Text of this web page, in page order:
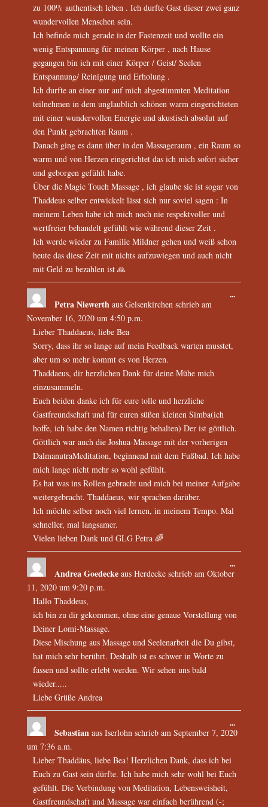
zu 100% authentisch leben . Ich durfte Gast dieser zwei ganz
wundervollen Menschen sein.
Ich befinde mich gerade in der Fastenzeit und wollte ein
wenig Entspannung für meinen Körper , nach Hause
gegangen bin ich mit einer Körper / Geist/ Seelen
Entspannung/ Reinigung und Erholung .
Ich durfte an einer nur auf mich abgestimmten Meditation
teilnehmen in dem unglaublich schönen warm eingerichteten
mit einer wundervollen Energie und akustisch absolut auf
den Punkt gebrachten Raum .
Danach ging es dann über in den Massageraum , ein Raum so
warm und von Herzen eingerichtet das ich mich sofort sicher
und geborgen gefühlt habe.
Über die Magic Touch Massage , ich glaube sie ist sogar von
Thaddeus selber entwickelt lässt sich nur soviel sagen : In
meinem Leben habe ich mich noch nie respektvoller und
wertfreier behandelt gefühlt wie während dieser Zeit .
Ich werde wieder zu Familie Mildner gehen und weiß schon
heute das diese Zeit mit nichts aufzuwiegen und auch nicht
mit Geld zu bezahlen ist 🙏
Petra Niewerth aus Gelsenkirchen schrieb am
November 16, 2020 um 4:50 p.m.
Lieber Thaddaeus, liebe Bea
Sorry, dass ihr so lange auf mein Feedback warten musstet,
aber um so mehr kommt es von Herzen.
Thaddaeus, dir herzlichen Dank für deine Mühe mich
einzusammeln.
Euch beiden danke ich für eure tolle und herzliche
Gastfreundschaft und für euren süßen kleinen Simba(ich
hoffe, ich habe den Namen richtig behalten) Der ist göttlich.
Göttlich war auch die Joshua-Massage mit der vorherigen
DalmanutraMeditation, beginnend mit dem Fußbad. Ich habe
mich lange nicht mehr so wohl gefühlt.
Es hat was ins Rollen gebracht und mich bei meiner Aufgabe
weitergebracht. Thaddaeus, wir sprachen darüber.
Ich möchte selber noch viel lernen, in meinem Tempo. Mal
schneller, mal langsamer.
Vielen lieben Dank und GLG Petra 🌈
...
Andrea Goedecke aus Herdecke schrieb amOktober
11, 2020 um 9:20 p.m.
Hallo Thaddeus,
ich bin zu dir gekommen, ohne eine genaue Vorstellung von
Deiner Lomi-Massage.
Diese Mischung aus Massage und Seelenarbeit die Du gibst,
hat mich sehr berührt. Deshalb ist es schwer in Worte zu
fassen und sollte erlebt werden. Wir sehen uns bald
wieder.....
Liebe Grüße Andrea
...
Sebastian aus Iserlohn schrieb amSeptember 7, 2020
um 7:36 a.m.
Lieber Thaddäus, liebe Bea! Herzlichen Dank, dass ich bei
Euch zu Gast sein dürfte. Ich habe mich sehr wohl bei Euch
gefühlt. Die Verbindung von Meditation, Lebensweisheit,
Gastfreundschaft und Massage war einfach berührend (-;
...